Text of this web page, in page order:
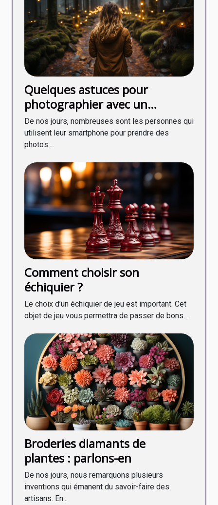
Quelques astuces pour
photographier avec un
smartphone
De nos jours, nombreuses sont les personnes qui
utilisent leur smartphone pour prendre des
photos....
Comment choisir son
échiquier ?
Le choix d’un échiquier de jeu est important. Cet
objet de jeu vous permettra de passer de bons...
Broderies diamants de
plantes : parlons-en
De nos jours, nous remarquons plusieurs
inventions qui émanent du savoir-faire des
artisans. En...